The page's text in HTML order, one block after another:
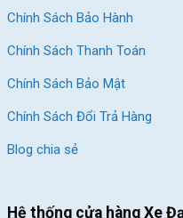
Chính Sách Bảo Hành
Chính Sách Thanh Toán
Chính Sách Bảo Mật
Chính Sách Đổi Trả Hàng
Blog chia sẻ
Hệ thống cửa hàng Xe